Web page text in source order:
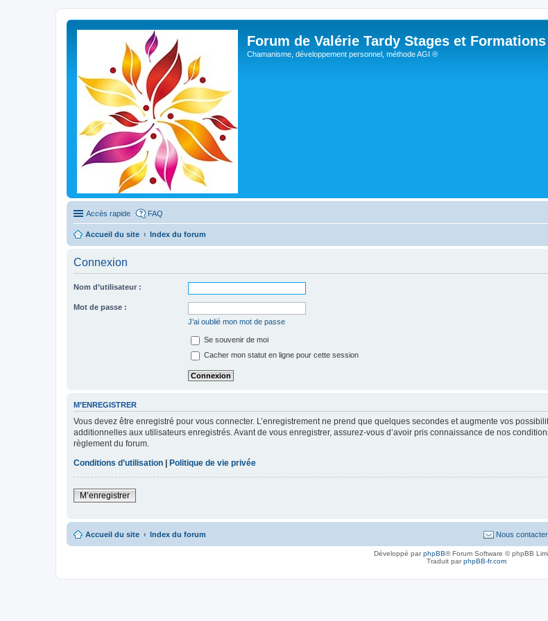
Forum de Valérie Tardy Stages et Formations
Chamanisme, développement personnel, méthode AGI ®
Accès rapide FAQ
Accueil du site Index du forum
Connexion
Nom d’utilisateur :
Mot de passe :
J’ai oublié mon mot de passe
Se souvenir de moi
Cacher mon statut en ligne pour cette session
M’ENREGISTRER
Vous devez être enregistré pour vous connecter. L’enregistrement ne prend que quelques secondes et augmente vos
additionnelles aux utilisateurs enregistrés. Avant de vous enregistrer, assurez-vous d’avoir pris connaissance de nos
règlement du forum.
Conditions d’utilisation | Politique de vie privée
M’enregistrer
Accueil du site Index du forum Nous contacter
Développé parphpBB® Forum Software © phpBB
Traduit parphpBB-fr.com